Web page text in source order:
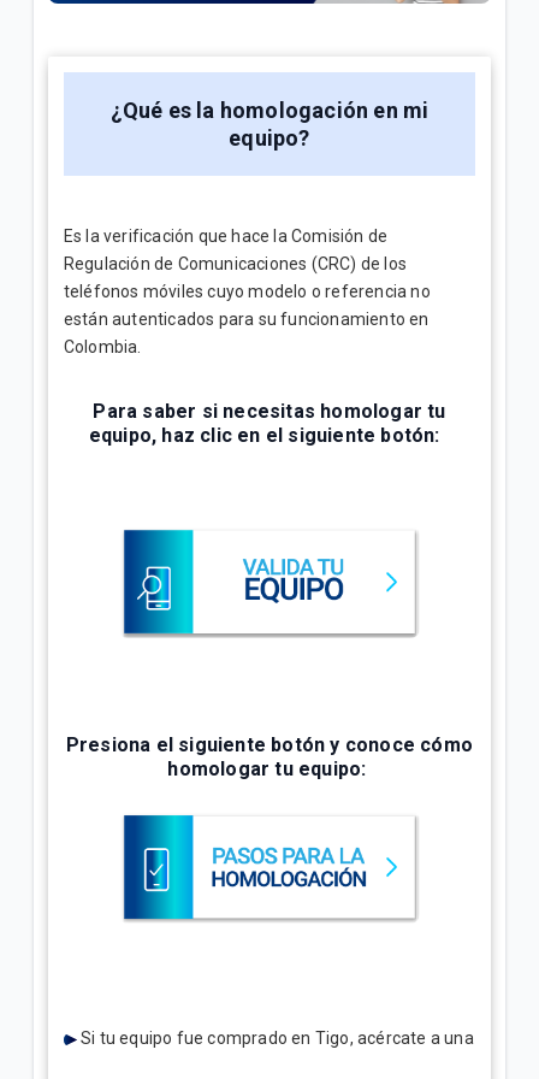
¿Cómo consultar tus consumos en Mi.Tigo? | Móvil
Full Equipo: Plan móvil ilimitado + celular en
préstamo | Móvil
VER MÁS
¿Qué es la homologación en mi
equipo?
Es la verificación que hace la Comisión de
Regulación de Comunicaciones (CRC) de los
teléfonos móviles cuyo modelo o referencia no
están autenticados para su funcionamiento en
Colombia.
Para saber si necesitas homologar tu
equipo, haz clic en el siguiente botón:
Presiona el siguiente botón y conoce cómo
homologar tu equipo:
Si tu equipo fue comprado en Tigo, acércate a una